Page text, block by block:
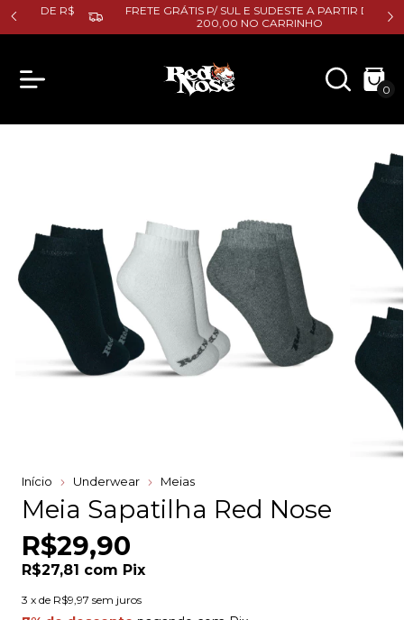
R$
FRETE GRÁTIS P/ SUL E SUDESTE A PARTIR DE R$
200,00 NO CARRINHO
0
Início Underwear Meias
Meia Sapatilha Red Nose
R$29,90
R$27,81 com Pix
3 x de R$9,97 sem juros